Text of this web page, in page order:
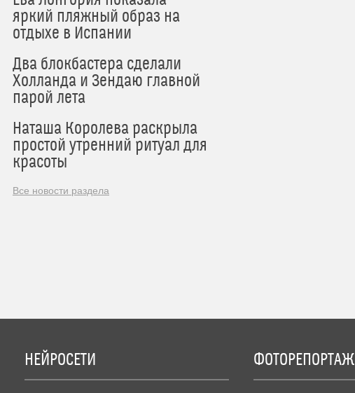
яркий пляжный образ на
отдыхе в Испании
Два блокбастера сделали
Холланда и Зендаю главной
парой лета
Наташа Королева раскрыла
простой утренний ритуал для
красоты
Все новости раздела
НЕЙРОСЕТИ ФОТОРЕПОРТАЖ